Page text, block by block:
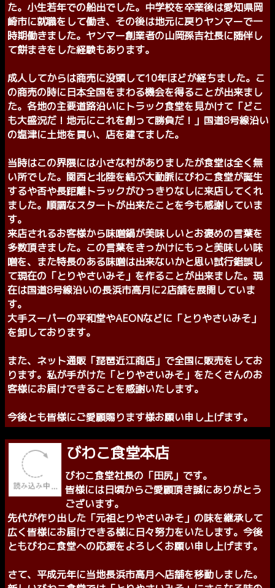
びわこ食堂の創業者
元祖とりやさいみそを生み出した「田
尻」です。
私は滋賀県北部の塩津で「びわこ食堂」を創業致しまし
た。小生若年での船出でした。中学校を卒業後は愛知県岡
崎市に就職をして働き、その後は地元に戻りヤンマーで一
時期働きました。ヤンマー創業者の山岡孫吉社長に随伴し
て餅まきをした経験もあります。
成人してからは商売に没頭して10年ほどが経ちました。こ
の商売の時に日本全国をまわる機会を得ることが出来まし
た。各地の主要道路沿いにトラック食堂を見かけて「どこ
も大盛況だ！地元にこれを創って勝負だ！」国道8号線沿い
の塩津に土地を買い、店を建てました。
当時はこの界隈には小さな村がありましたが食堂は全く無
い所でした。関西と北陸を結ぶ大動脈にびわこ食堂が誕生
するや否や長距離トラックがひっきりなしに来店してくれ
ました。順調なスタートが出来たことを今も感謝していま
す。
来店されるお客様から味噌鍋が美味しいとお褒めの言葉を
多数頂きました。この言葉をきっかけにもっと美味しい味
噌を、また特長のある味噌は出来ないかと思い試行錯誤し
て現在の「とりやさいみそ」を作ることが出来ました。現
在は国道8号線沿いの長浜市高月に2店舗を展開していま
す。
大手スーパーの平和堂やAEONなどに「とりやさいみそ」
を卸しております。
また、ネット通販「琵琶近江商店」で全国に販売をしてお
ります。私が手がけた「とりやさいみそ」をたくさんのお
客様にお届けできることを感謝いたします。
今後とも皆様にご愛顧賜ります様お願い申し上げます。
びわこ食堂本店